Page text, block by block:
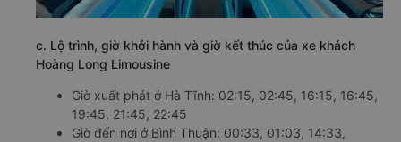
c. Lộ trình, giờ khởi hành và giờ kết thúc của xe khách
Hoàng Long Limousine
Giờ xuất phát ở Hà Tĩnh: 02:15, 02:45, 16:15, 16:45,
19:45, 21:45, 22:45
Giờ đến nơi ở Bình Thuận: 00:33, 01:03, 14:33,